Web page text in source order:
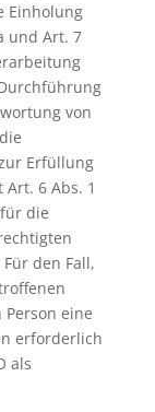
Einholung
und Art. 7
von
Erfüllung
6 Abs. 1
die
den Fall,
eine
erforderlich
als